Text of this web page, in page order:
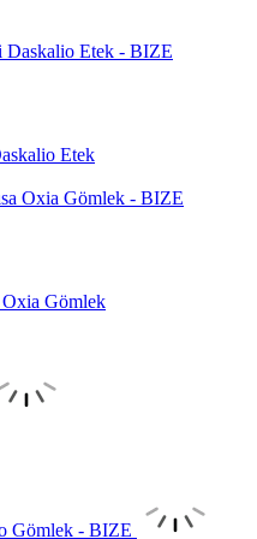
Etek
Oxia Gömlek